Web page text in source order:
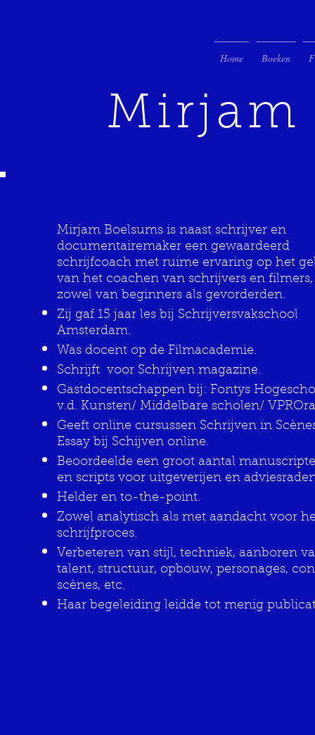
Mirjam
Home Boeken
Mirjam Boelsums is naast schrijver en
documentairemaker een gewaardeerd
schrijfcoach met ruime ervaring op het
van het coachen van schrijvers en filmers,
zowel van beginners als gevorderden.
Zij gaf 15 jaar les bij Schrijversvakschool
Amsterdam.
Was docent op de Filmacademie.
Schrijft voor Schrijven magazine.
Gastdocentschappen bij: Fontys
v.d. Kunsten/ Middelbare scholen/
Geeft online cursussen Schrijven in
Essay bij Schijven online.
Beoordeelde een groot aantal
en scripts voor uitgeverijen en
Helder en to-the-point.
Zowel analytisch als met aandacht voor
schrijfproces.
Verbeteren van stijl, techniek, aanboren
talent, structuur, opbouw, personages,
scènes, etc.
Haar begeleiding leidde tot menig